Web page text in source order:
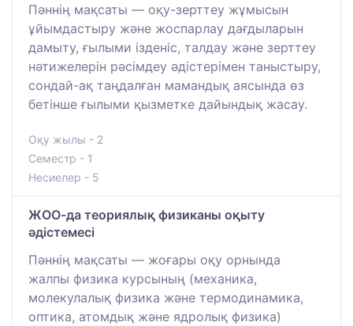
Пәннің мақсаты — оқу-зерттеу жұмысын
ұйымдастыру және жоспарлау дағдыларын
дамыту, ғылыми ізденіс, талдау және зерттеу
нәтижелерін рәсімдеу әдістерімен таныстыру,
сондай-ақ таңдалған мамандық аясында өз
бетінше ғылыми қызметке дайындық жасау.
Оқу жылы - 2
Семестр - 1
Несиелер - 5
ЖОО-да теориялық физиканы оқыту
әдістемесі
Пәннің мақсаты — жоғары оқу орнында
жалпы физика курсының (механика,
молекулалық физика және термодинамика,
оптика, атомдық және ядролық физика)